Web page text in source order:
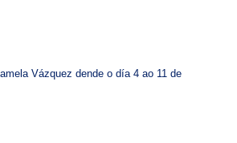
Vázquez dende o día 4 ao 11 de